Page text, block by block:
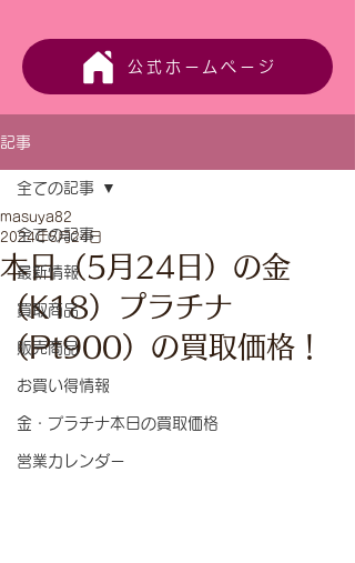
公式ホームページ
記事
全ての記事
最新情報
買取商品
販売商品
お買い得情報
金・プラチナ本日の買取価格
営業カレンダー
全ての記事
本日（5月24日）の金
（K18）プラチナ
（Pt900）の買取価格！
masuya82
2024年5月24日